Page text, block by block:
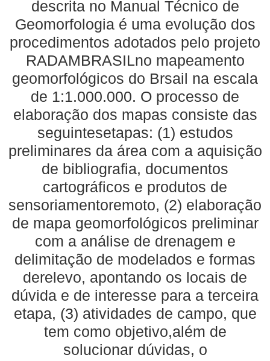
descrita no Manual Técnico de
Geomorfologia é uma evolução dos
procedimentos adotados pelo projeto
RADAMBRASILno mapeamento
geomorfológicos do Brsail na escala
de 1:1.000.000. O processo de
elaboração dos mapas consiste das
seguintesetapas: (1) estudos
preliminares da área com a aquisição
de bibliografia, documentos
cartográficos e produtos de
sensoriamentoremoto, (2) elaboração
de mapa geomorfológicos preliminar
com a análise de drenagem e
delimitação de modelados e formas
derelevo, apontando os locais de
dúvida e de interesse para a terceira
etapa, (3) atividades de campo, que
tem como objetivo,além de
solucionar dúvidas, o